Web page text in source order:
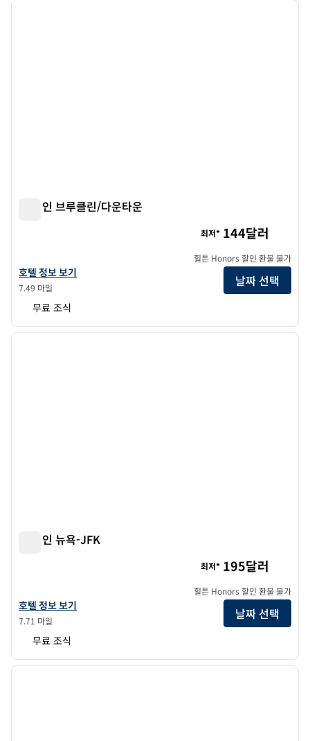
1/12
이전 이미지 다음
햄튼 인 브루클린/다운타운
햄튼 인 브루클린/다운타운의 호텔 정보 보기
호텔 정보 보기
7.49 마일
최저* 144달러
힐튼 Honors 할인 환불 불가
날짜 선택
무료 조식
1/12
1/12
이전 이미지 다음
햄튼 인 뉴욕-JFK
햄튼 인 뉴욕-JFK의 호텔 정보 보기
호텔 정보 보기
7.71 마일
최저* 195달러
힐튼 Honors 할인 환불 불가
날짜 선택
무료 조식
1/12
1/12
이전 이미지 다음